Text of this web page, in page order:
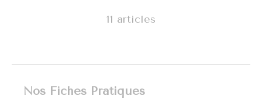
11 articles
Nos Fiches Pratiques